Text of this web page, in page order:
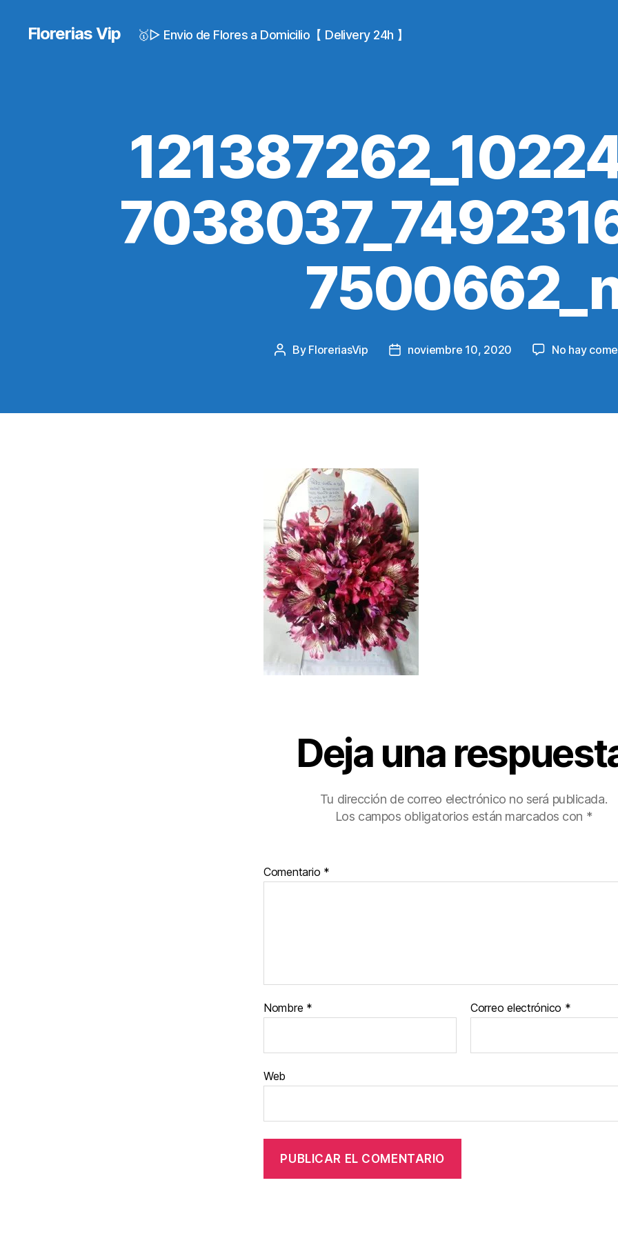
Florerias Vip 🥇▷ Envio de Flores a Domicilio【 Delivery 24h 】
Post
By FloreriasVip
Postnoviembre 10, 2020 No hay
Deja una
Tu dirección de correo electrónico no será publicada.
Los campos obligatorios están marcados con *
Comentario *
Nombre * Correo electrónico *
Web